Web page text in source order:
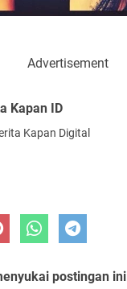
Advertisement
Kapan ID
Kapan Digital
postingan